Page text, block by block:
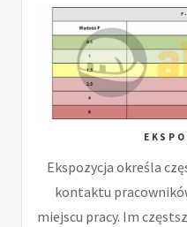
Ekspozycja określa
kontaktu
miejscu pracy. Im